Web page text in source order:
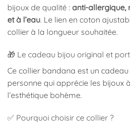
bijoux de qualité : anti-allergique,
et à l’eau. Le lien en coton
collier à la longueur souhaitée.
🎁 Le cadeau bijou original et
Ce collier bandana est un
personne qui apprécie les bijoux
l’esthétique bohème.
✅ Pourquoi choisir ce collier ?